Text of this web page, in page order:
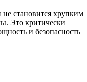
не становится хрупким
Это критически
и безопасность